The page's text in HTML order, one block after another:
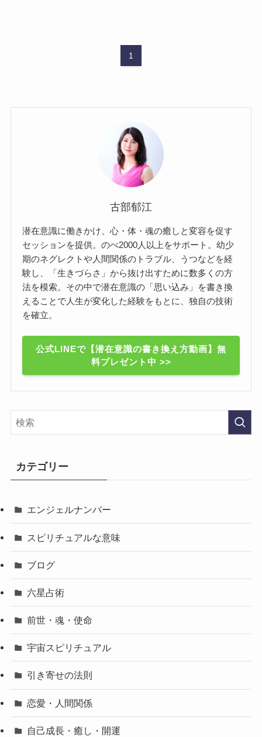
1
古部郁江
潜在意識に働きかけ、心・体・魂の癒しと変容を促す
セッションを提供。のべ2000人以上をサポート。幼少
期のネグレクトや人間関係のトラブル、うつなどを経
験し、「生きづらさ」から抜け出すために数多くの方
法を模索。その中で潜在意識の「思い込み」を書き換
えることで人生が変化した経験をもとに、独自の技術
を確立。
公式LINEで【潜在意識の書き換え方動画】無
料プレゼント中 >>
カテゴリー
エンジェルナンバー
スピリチュアルな意味
ブログ
六星占術
前世・魂・使命
宇宙スピリチュアル
引き寄せの法則
恋愛・人間関係
自己成長・癒し・開運